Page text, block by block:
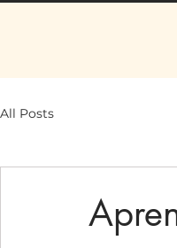
All Posts